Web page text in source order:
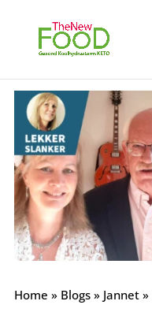
Home » Blogs» Jannet»